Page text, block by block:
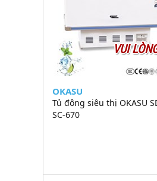
VUI
OKASU
Tủ đông siêu thị OKASU
SC-670